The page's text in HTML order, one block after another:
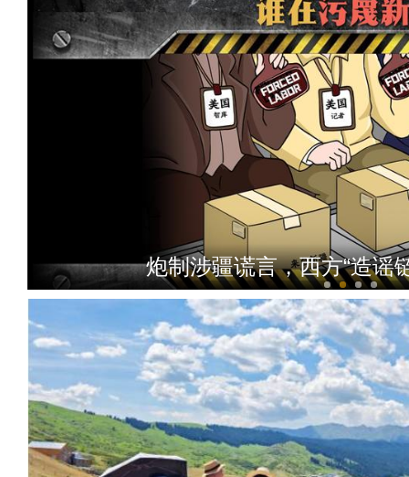
炮制涉疆谎言，西方“造谣